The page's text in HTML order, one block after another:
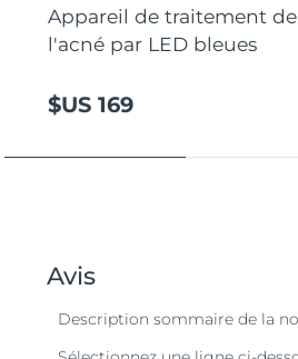
Appareil de traitement de
l'acné par LED bleues
$US 169